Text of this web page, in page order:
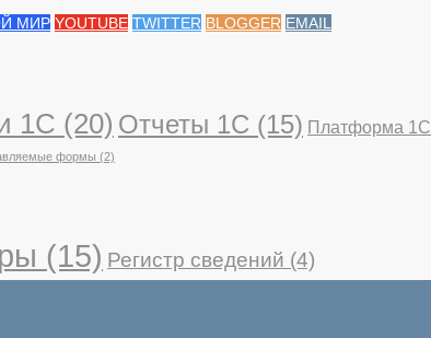
МИР YOUTUBE TWITTER BLOGGER EMAIL
1С (20) Отчеты 1С (15) Платформа 1С
формы (2)
(15) Регистр сведений (4)